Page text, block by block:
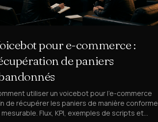
pour e-commerce :
de paniers
utiliser un voicebot pour l'e-commerce
de récupérer les paniers de manière conforme
Flux, KPI, exemples de scripts et